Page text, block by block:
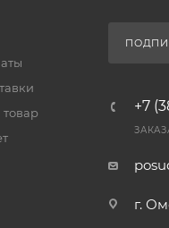
+7
г.